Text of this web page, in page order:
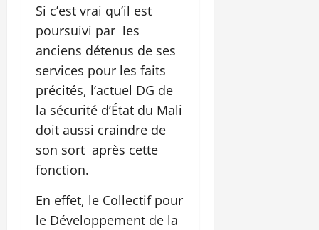
Si c’est vrai qu’il est
poursuivi par les
anciens détenus de ses
services pour les faits
précités, l’actuel DG de
la sécurité d’État du Mali
doit aussi craindre de
son sort après cette
fonction.
En effet, le Collectif pour
le Développement de la